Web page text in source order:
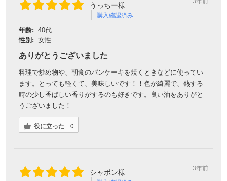
うっちー様
購入確認済み
年齢: 40代
性別: 女性
ありがとうございました
料理で炒め物や、朝食のパンケーキを焼くときなどに使ってい
ます。とっても軽くて、美味しいです！！色が綺麗で、熱する
時の少し香ばしい香りがするのも好きです。良い油をありがと
うございました！
役に立った 0
シャボン様 3年前
ご用意しました🎁
会員登録ありがとうございます！
＼ ご登録の感謝を込めて ／
新規会員様限定
300円OFF